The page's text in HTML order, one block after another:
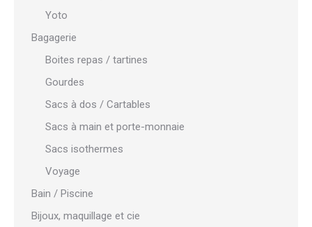
Yoto
Bagagerie
Boites repas / tartines
Gourdes
Sacs à dos / Cartables
Sacs à main et porte-monnaie
Sacs isothermes
Voyage
Bain / Piscine
Bijoux, maquillage et cie